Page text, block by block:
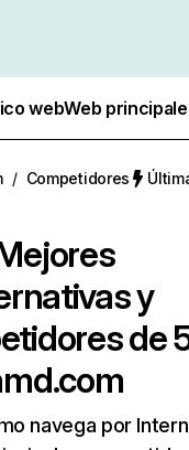
webWeb
/ Competidores
y
de
navega por